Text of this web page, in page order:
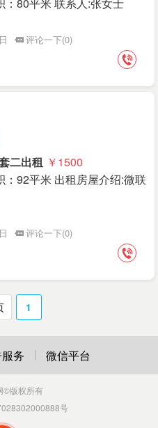
评论一下(0)
二出租 ￥1500
92平米 出租房屋介绍:微联
评论一下(0)
1
务 微信平台
©版权所有
号